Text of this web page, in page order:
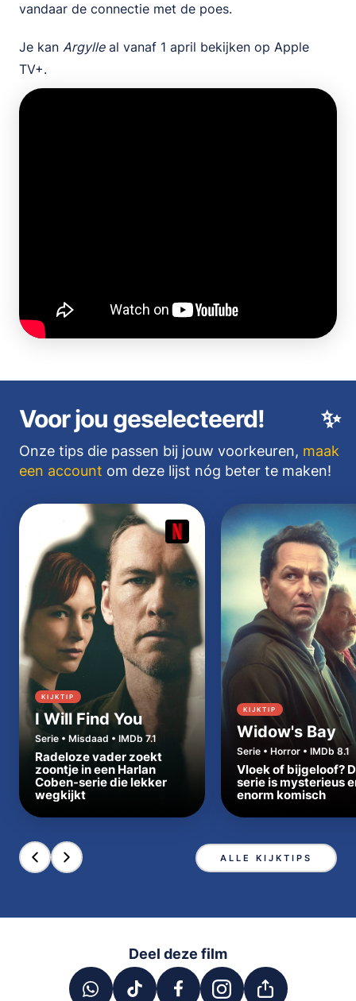
vandaar de connectie met de poes.
Je kan Argylleal vanaf 1 april bekijken op Apple
TV+.
✨
Voor jou geselecteerd!
Onze tips die passen bij jouw voorkeuren, maak
een account om deze lijst nóg beter te maken!
KIJKTIP
I Will Find You
Serie • Misdaad • IMDb 7.1
Radeloze vader zoekt
zoontje in een Harlan
Coben-serie die lekker
wegkijkt
KIJKTIP
Widow's Bay
Serie • Horror • IMDb 8.1
Vloek of bijgeloof?
serie is mysterieus
enorm komisch
ALLE KIJKTIPS
Deel deze film